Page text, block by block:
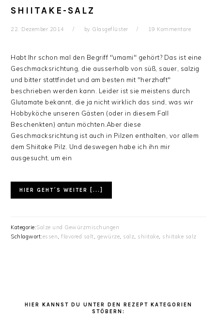
SHIITAKE-SALZ
22. Dezember 2014 by Glasgeflüster 19 Kommentare
Habt Ihr schon mal den Begriff "umami" gehört? Das ist eine
Geschmacksrichtung, die ausserhalb von süß, sauer, salzig
und bitter stattfindet und am besten mit "herzhaft"
beschrieben werden kann. Leider ist sie meistens durch
Glutamate bekannt, die ja nicht wirklich das sind, was wir
Hobbyköche unseren Gästen (oder in diesem Fall
Beschenkten) antun möchten.Aber diese
Geschmacksrichtung ist auch in Pilzen enthalten, vor allem
dem Shiitake Pilz. Und deswegen habe ich ihn mir
ausgesucht, um ein
HIER GEHT´S WEITER [...]
Kategorie:Salze und Gewürzmischungen
Schlagwort:essen,flavored salt, gewürze, salz, shiitake, shiitake salz
HIER KANNST DU UNTER DEN REZEPT KATEGORIEN
STÖBERN: